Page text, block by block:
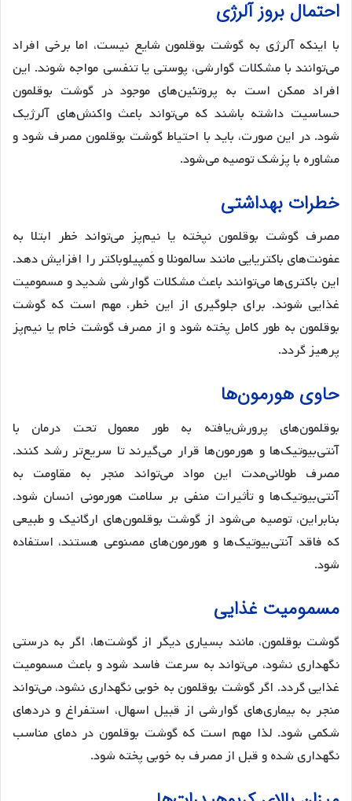
احتمال بروز آلرژی
با اینکه آلرژی به گوشت بوقلمون شایع نیست، اما برخی افراد
می‌توانند با مشکلات گوارشی، پوستی یا تنفسی مواجه شوند. این
افراد ممکن است به پروتئین‌های موجود در گوشت بوقلمون
حساسیت داشته باشند که می‌تواند باعث واکنش‌های آلرژیک
شود. در این صورت، باید با احتیاط گوشت بوقلمون مصرف شود و
مشاوره با پزشک توصیه می‌شود.
خطرات بهداشتی
مصرف گوشت بوقلمون نپخته یا نیم‌پز می‌تواند خطر ابتلا به
عفونت‌های باکتریایی مانند سالمونلا و کَمپیلوباکتر را افزایش دهد.
این باکتری‌ها می‌توانند باعث مشکلات گوارشی شدید و مسمومیت
غذایی شوند. برای جلوگیری از این خطر، مهم است که گوشت
بوقلمون به طور کامل پخته شود و از مصرف گوشت خام یا نیم‌پز
پرهیز گردد.
حاوی هورمون‌ها
بوقلمون‌های پرورش‌یافته به طور معمول تحت درمان با
آنتی‌بیوتیک‌ها و هورمون‌ها قرار می‌گیرند تا سریع‌تر رشد کنند.
مصرف طولانی‌مدت این مواد می‌تواند منجر به مقاومت به
آنتی‌بیوتیک‌ها و تأثیرات منفی بر سلامت هورمونی انسان شود.
بنابراین، توصیه می‌شود از گوشت بوقلمون‌های ارگانیک و طبیعی
که فاقد آنتی‌بیوتیک‌ها و هورمون‌های مصنوعی هستند، استفاده
شود.
مسمومیت غذایی
گوشت بوقلمون، مانند بسیاری دیگر از گوشت‌ها، اگر به درستی
نگهداری نشود، می‌تواند به سرعت فاسد شود و باعث مسمومیت
غذایی گردد. اگر گوشت بوقلمون به خوبی نگهداری نشود، می‌تواند
منجر به بیماری‌های گوارشی از قبیل اسهال، استفراغ و دردهای
شکمی شود. لذا مهم است که گوشت بوقلمون در دمای مناسب
نگهداری شده و قبل از مصرف به خوبی پخته شود.